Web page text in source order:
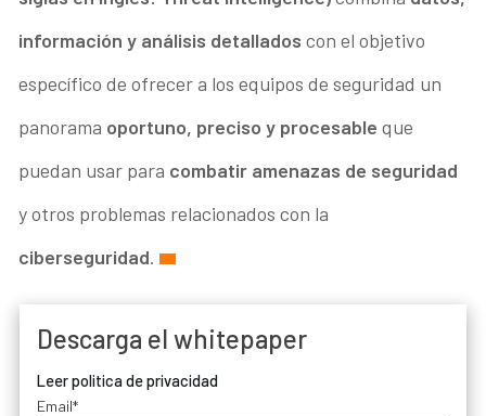
información y análisis detallados con el objetivo
específico de ofrecer a los equipos de seguridad un
panorama oportuno, preciso y procesable que
puedan usar para combatir amenazas de seguridad
y otros problemas relacionados con la
ciberseguridad.
Descarga el whitepaper
Leer politica de privacidad
Email*